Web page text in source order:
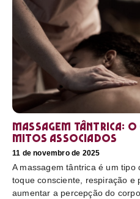
Massagem tântrica: o
mitos associados
11 de novembro de 2025
A massagem tântrica é um
toque consciente, respiração e
aumentar a percepção do